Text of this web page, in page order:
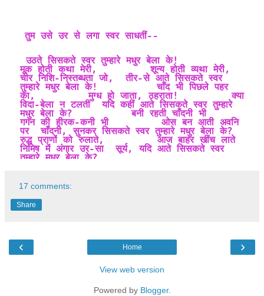
तुम उसे उर से लगा स्वर साधतीं--
उठते सिसकते स्वर तुम्हारे मधुर बेला के!
मूक होती कथा मेरी,         शून्य होती व्यथा मेरी,
चीर निशि-निस्तब्धता जो,  तीर-से आते सिसकते स्वर
तुम्हारे मधुर बेला के!          चाँद भी पिछले पहर
का,         मुग्ध हो जाता, ठहराता!         क्या
विदा-बेला न टलती  यदि कहीं आते सिसकते स्वर तुम्हारे
मधुर बेला के?          बनी रहती चाँदनी भी
गगन की हीरक-कनी भी         ओस बन आती अवनि
पर  चाँदनी, सुनकर सिसकते स्वर तुम्हारे मधुर बेला के?
रुद्ध प्राणों को रुलाते,         आज बाहर खींच लाते
निमिष में अंगार उर-सा  सूर्य, यदि आते सिसकते स्वर
तुम्हारे मधुर बेला के?
चूंकि ये कविता मैंने , वहीं पहली बार देखी है
17 comments:
Share
‹ ›
Home
View web version
Powered by Blogger.